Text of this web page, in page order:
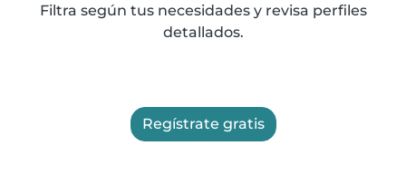
Filtra según tus necesidades y revisa perfiles
detallados.
Regístrate gratis